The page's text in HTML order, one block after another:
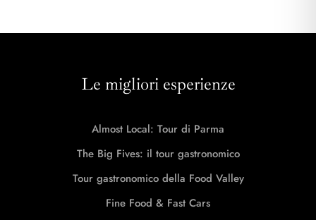
Le migliori esperienze
Almost Local: Tour di Parma
The Big Fives: il tour gastronomico
Tour gastronomico della Food Valley
Fine Food & Fast Cars